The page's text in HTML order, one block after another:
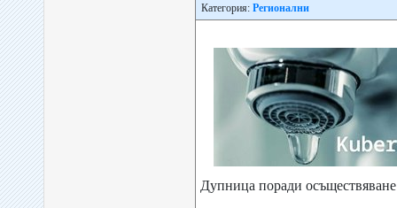
Категория: Регионални
Дупница поради